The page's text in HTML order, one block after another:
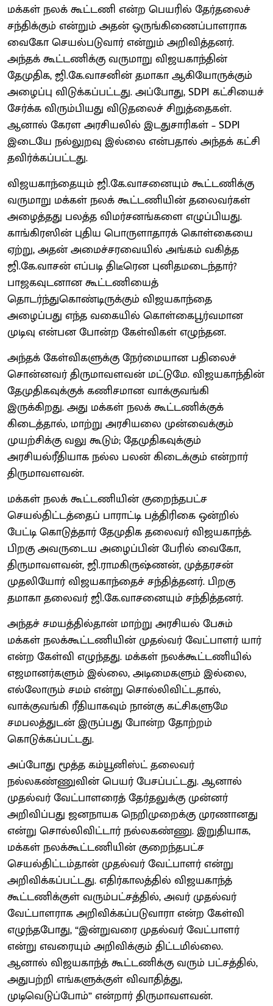
மக்கள் நலக் கூட்டணி என்ற பெயரில் தேர்தலைச்
சந்திக்கும் என்றும் அதன் ஒருங்கிணைப்பாளராக
வைகோ செயல்படுவார் என்றும் அறிவித்தனர்.
அந்தக் கூட்டணிக்கு வருமாறு விஜயகாந்தின்
தேமுதிக, ஜி.கே.வாசனின் தமாகா ஆகியோருக்கும்
அழைப்பு விடுக்கப்பட்டது. அப்போது, SDPI கட்சியைச்
சேர்க்க விரும்பியது விடுதலைச் சிறுத்தைகள்.
ஆனால் கேரள அரசியலில் இடதுசாரிகள் – SDPI
இடையே நல்லுறவு இல்லை என்பதால் அந்தக் கட்சி
தவிர்க்கப்பட்டது.
விஜயகாந்தையும் ஜி.கே.வாசனையும் கூட்டணிக்கு
வருமாறு மக்கள் நலக் கூட்டணியின் தலைவர்கள்
அழைத்தது பலத்த விமர்சனங்களை எழுப்பியது.
காங்கிரஸின் புதிய பொருளாதாரக் கொள்கையை
ஏற்று, அதன் அமைச்சரவையில் அங்கம் வகித்த
ஜி.கே.வாசன் எப்படி திடீரென புனிதமடைந்தார்?
பாஜகவுடனான கூட்டணியைத்
தொடர்ந்துகொண்டிருக்கும் விஜயகாந்தை
அழைப்பது எந்த வகையில் கொள்கைபூர்வமான
முடிவு என்பன போன்ற கேள்விகள் எழுந்தன.
அந்தக் கேள்விகளுக்கு நேர்மையான பதிலைச்
சொன்னவர் திருமாவளவன் மட்டுமே. விஜயகாந்தின்
தேமுதிகவுக்குக் கணிசமான வாக்குவங்கி
இருக்கிறது. அது மக்கள் நலக் கூட்டணிக்குக்
கிடைத்தால், மாற்று அரசியலை முன்வைக்கும்
முயற்சிக்கு வலு கூடும்; தேமுதிகவுக்கும்
அரசியல்ரீதியாக நல்ல பலன் கிடைக்கும் என்றார்
திருமாவளவன்.
மக்கள் நலக் கூட்டணியின் குறைந்தபட்ச
செயல்திட்டத்தைப் பாராட்டி பத்திரிகை ஒன்றில்
பேட்டி கொடுத்தார் தேமுதிக தலைவர் விஜயகாந்த்.
பிறகு அவருடைய அழைப்பின் பேரில் வைகோ,
திருமாவளவன், ஜி.ராமகிருஷ்ணன், முத்தரசன்
முதலியோர் விஜயகாந்தைச் சந்தித்தனர். பிறகு
தமாகா தலைவர் ஜி.கே.வாசனையும் சந்தித்தனர்.
அந்தச் சமயத்தில்தான் மாற்று அரசியல் பேசும்
மக்கள் நலக்கூட்டணியின் முதல்வர் வேட்பாளர் யார்
என்ற கேள்வி எழுந்தது. மக்கள் நலக்கூட்டணியில்
எஜமானர்களும் இல்லை, அடிமைகளும் இல்லை,
எல்லோரும் சமம் என்று சொல்லிவிட்டதால்,
வாக்குவங்கி ரீதியாகவும் நான்கு கட்சிகளுமே
சமபலத்துடன் இருப்பது போன்ற தோற்றம்
கொடுக்கப்பட்டது.
அப்போது மூத்த கம்யூனிஸ்ட் தலைவர்
நல்லகண்ணுவின் பெயர் பேசப்பட்டது. ஆனால்
முதல்வர் வேட்பாளரைத் தேர்தலுக்கு முன்னர்
அறிவிப்பது ஜனநாயக நெறிமுறைக்கு முரணானது
என்று சொல்லிவிட்டார் நல்லகண்ணு. இறுதியாக,
மக்கள் நலக்கூட்டணியின் குறைந்தபட்ச
செயல்திட்டம்தான் முதல்வர் வேட்பாளர் என்று
அறிவிக்கப்பட்டது. எதிர்காலத்தில் விஜயகாந்த்
கூட்டணிக்குள் வரும்பட்சத்தில், அவர் முதல்வர்
வேட்பாளராக அறிவிக்கப்படுவாரா என்ற கேள்வி
எழுந்தபோது, “இன்றுவரை முதல்வர் வேட்பாளர்
என்று எவரையும் அறிவிக்கும் திட்டமில்லை.
ஆனால் விஜயகாந்த் கூட்டணிக்கு வரும் பட்சத்தில்,
அதுபற்றி எங்களுக்குள் விவாதித்து,
முடிவெடுப்போம்” என்றார் திருமாவளவன்.